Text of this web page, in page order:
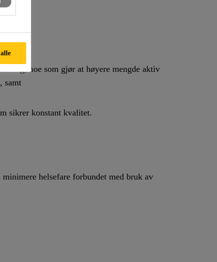
noe som gjør at høyere mengde aktiv
samt
sikrer konstant kvalitet.
helsefare forbundet med bruk av